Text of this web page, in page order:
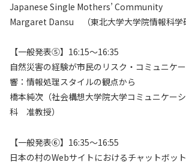
Japanese Single Mothers’ Community
Margaret Dansu （東北大学大学院情報科学
【一般発表⑤】16:15～16:35
自然災害の経験が市民のリスク・コミュニケ
響：情報処理スタイルの観点から
橋本純次（社会構想大学院大学コミュニケー
科 准教授）
【一般発表⑥】16:35～16:55
日本の村のWebサイトにおけるチャットボッ